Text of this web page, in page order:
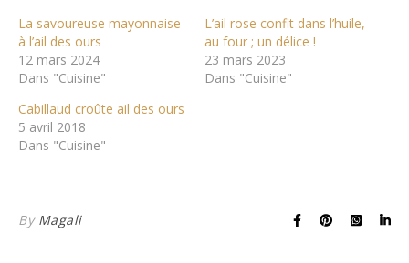
La savoureuse mayonnaise
à l’ail des ours
12 mars 2024
Dans "Cuisine"
L’ail rose confit dans l’huile,
au four ; un délice !
23 mars 2023
Dans "Cuisine"
Cabillaud croûte ail des ours
5 avril 2018
Dans "Cuisine"
By Magali